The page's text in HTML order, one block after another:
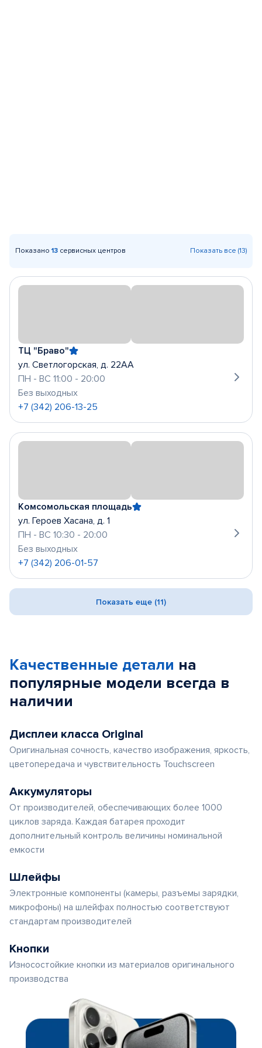
Показано 13 сервисных центров Показать все (13)
ТЦ "Браво"
ул. Светлогорская, д. 22АА
ПН - ВС 11:00 - 20:00
Без выходных
+7 (342) 206-13-25
Комсомольская площадь
ул. Героев Хасана, д. 1
ПН - ВС 10:30 - 20:00
Без выходных
+7 (342) 206-01-57
Показать еще (11)
Качественные детали на
популярные модели всегда в
наличии
Дисплеи класса Original
Оригинальная сочность, качество изображения, яркость,
цветопередача и чувствительность Touchscreen
Аккумуляторы
От производителей, обеспечивающих более 1000
циклов заряда. Каждая батарея проходит
дополнительный контроль величины номинальной
емкости
Шлейфы
Электронные компоненты (камеры, разъемы зарядки,
микрофоны) на шлейфах полностью соответствуют
стандартам производителей
Кнопки
Износостойкие кнопки из материалов оригинального
производства